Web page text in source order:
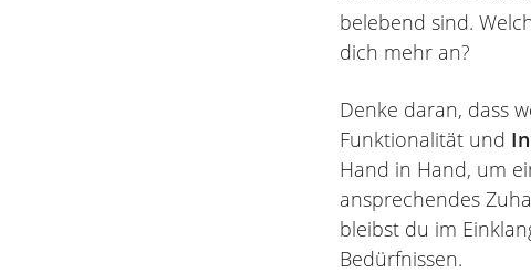
belebend sind.
dich mehr an?
Denke daran, dass
Funktionalität und
Hand in Hand, um
ansprechendes
bleibst du im
Bedürfnissen.